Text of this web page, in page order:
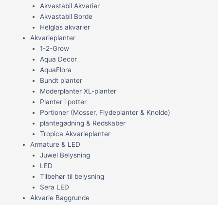
Akvastabil Akvarier
Akvastabil Borde
Helglas akvarier
Akvarieplanter
1-2-Grow
Aqua Decor
AquaFlora
Bundt planter
Moderplanter XL-planter
Planter i potter
Portioner (Mosser, Flydeplanter & Knolde)
plantegødning & Redskaber
Tropica Akvarieplanter
Armature & LED
Juwel Belysning
LED
Tilbehør til belysning
Sera LED
Akvarie Baggrunde